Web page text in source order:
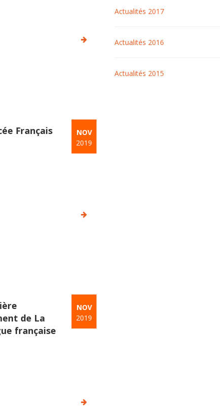
Français
NOV
2019
de La
française
NOV
2019
Actualités 2017
Actualités 2016
Actualités 2015